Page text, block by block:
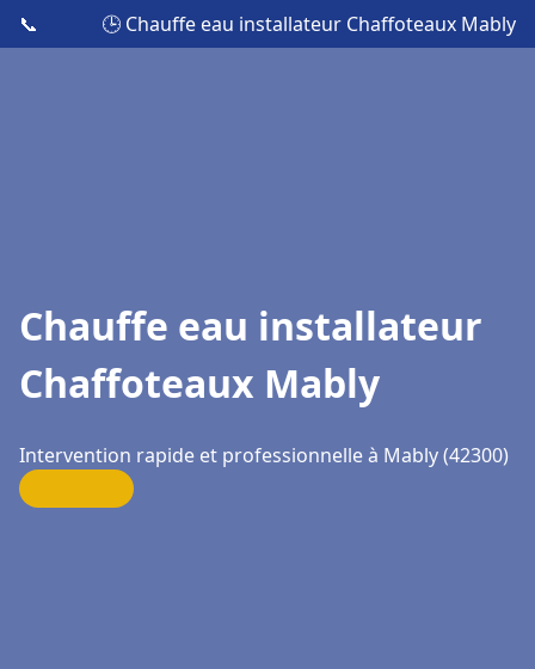
📞 🕒 Chauffe eau installateur Chaffoteaux Mably
Chauffe eau installateur
Chaffoteaux Mably
Intervention rapide et professionnelle à Mably (42300)